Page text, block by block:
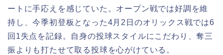
ートに手応えを感じていた。オープン戦では好調を維
持し、今季初登板となった4月2日のオリックス戦では6
回1失点を記録。自身の投球スタイルにこだわり、奪三
振よりも打たせて取る投球を心がけている。